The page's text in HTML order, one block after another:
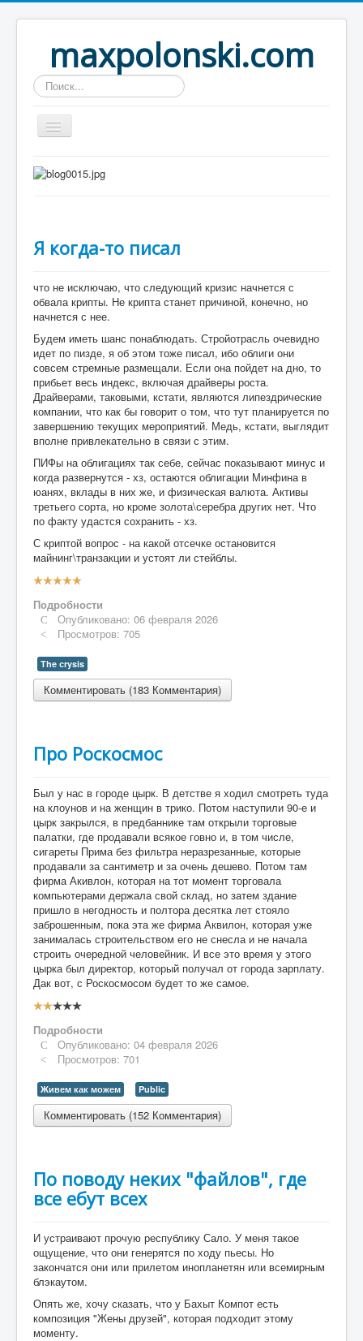
maxpolonski.com
Искать...
Home
Контакты
Я когда-то писал
что не исключаю, что следующий кризис начнется с
обвала крипты. Не крипта станет причиной, конечно, но
начнется с нее.
Будем иметь шанс понаблюдать. Стройотрасль очевидно
идет по пизде, я об этом тоже писал, ибо облиги они
совсем стремные размещали. Если она пойдет на дно, то
прибьет весь индекс, включая драйверы роста.
Драйверами, таковыми, кстати, являются липездрические
компании, что как бы говорит о том, что тут планируется по
завершению текущих мероприятий. Медь, кстати, выглядит
вполне привлекательно в связи с этим.
ПИФы на облигациях так себе, сейчас показывают минус и
когда развернутся - хз, остаются облигации Минфина в
юанях, вклады в них же, и физическая валюта. Активы
третьего сорта, но кроме золота\серебра других нет. Что
по факту удастся сохранить - хз.
С криптой вопрос - на какой отсечке остановится
майнинг\транзакции и устоят ли стейблы.
Рейтинг:
Подробности
Опубликовано: 06 февраля 2026
Просмотров: 705
The сrysis
Комментировать (183 Комментария)
Про Роскосмос
Был у нас в городе цырк. В детстве я ходил смотреть туда
на клоунов и на женщин в трико. Потом наступили 90-е и
цырк закрылся, в предбаннике там открыли торговые
палатки, где продавали всякое говно и, в том числе,
сигареты Прима без фильтра неразрезанные, которые
продавали за сантиметр и за очень дешево. Потом там
фирма Акивлон, которая на тот момент торговала
компьютерами держала свой склад, но затем здание
пришло в негодность и полтора десятка лет стояло
заброшенным, пока эта же фирма Аквилон, которая уже
занималась строительством его не снесла и не начала
строить очередной человейник. И все это время у этого
цырка был директор, который получал от города зарплату.
Дак вот, с Роскосмосом будет то же самое.
Рейтинг:
Подробности
Опубликовано: 04 февраля 2026
Просмотров: 701
Живем как можем Public
Комментировать (152 Комментария)
По поводу неких "файлов", где
все ебут всех
И устраивают прочую республику Сало. У меня такое
ощущение, что они генерятся по ходу пьесы. Но
закончатся они или прилетом инопланетян или всемирным
блэкаутом.
Опять же, хочу сказать, что у Бахыт Компот есть
композиция "Жены друзей", которая подходит этому
моменту.